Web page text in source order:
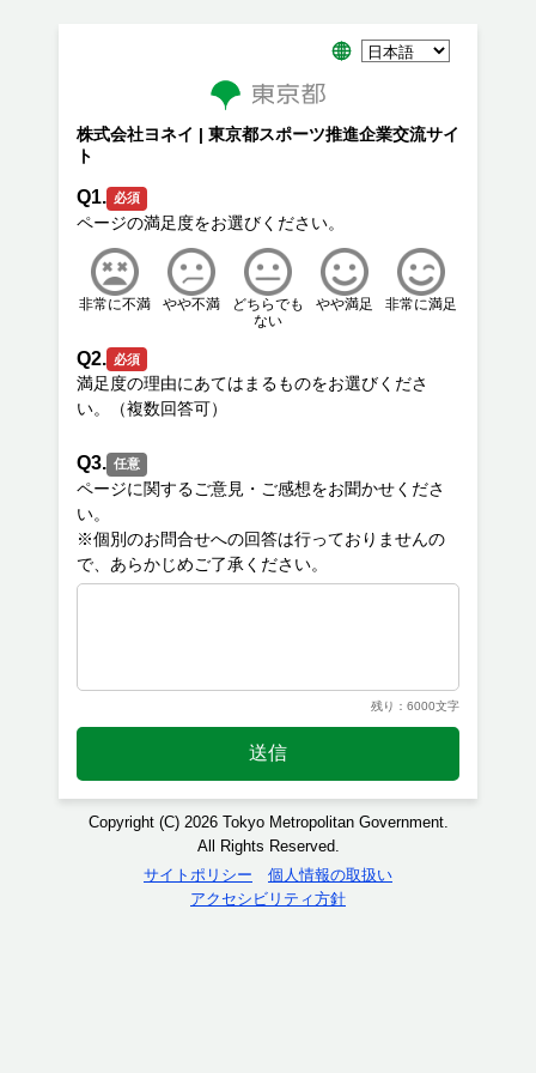
株式会社ヨネイ | 東京都スポーツ推進企業交流サイ
ト
Q1. 必須
非常に不満 やや不満
どちらでも
ない
やや満足 非常に満足
Q2. 必須
満足度の理由にあてはまるものをお選びくださ
Q3. 任意
ページに関するご意見・ご感想をお聞かせくださ
い。
※個別のお問合せへの回答は行っておりませんの
残り：6000文字
送信
Copyright (C) 2026 Tokyo Metropolitan Government.
All Rights Reserved.
サイトポリシー
個人情報の取扱い
アクセシビリティ方針